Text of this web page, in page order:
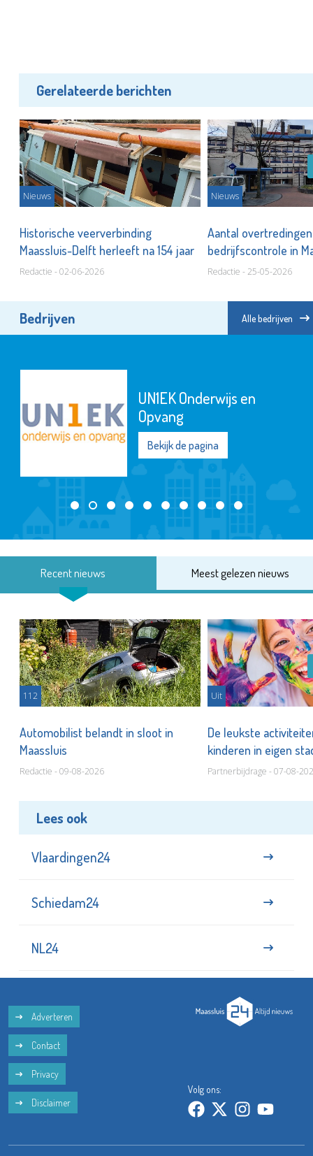
Gerelateerde berichten
Nieuws
Historische veerverbinding
Maassluis-Delft herleeft na 154 jaar
Redactie - 02-06-2026
Nieuws
Aantal
bedrijfscontrole in
Redactie - 25-05-2026
Bedrijven Alle bedrijven
UN1EK Onderwijs en
Opvang
Bekijk de pagina
Recent nieuws Meest gelezen nieuws
112
Automobilist belandt in sloot in
Maassluis
Redactie - 09-08-2026
Uit
De leukste
kinderen in eigen
Partnerbijdrage - 07-08-
Lees ook
Vlaardingen24
Schiedam24
NL24
Adverteren
Contact
Privacy
Disclaimer
Volg ons: